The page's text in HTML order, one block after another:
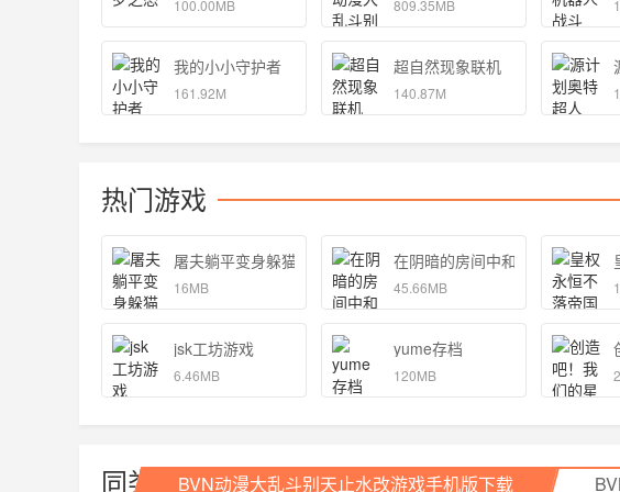
100.00MB 809.35MB
我的小小守护者
161.92M
超自然现象联机
140.87M
热门游戏
屠夫躺平变身躲猫猫游戏安卓版 1.0
16MB
在阴暗的房间中和独孤的女孩子
45.66MB
jsk工坊游戏
6.46MB
yume存档
120MB
同类推荐BVN动漫大乱斗别天止水改游戏手机版下载